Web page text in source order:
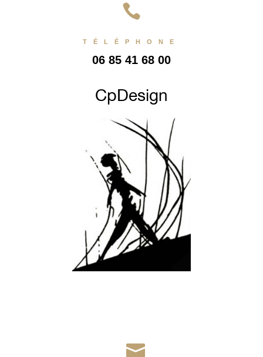

TÉLÉPHONE
06 85 41 68 00
CpDesign
